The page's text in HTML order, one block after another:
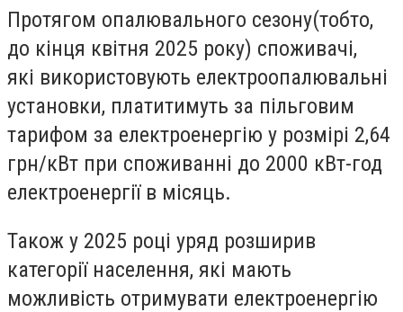
Протягом опалювального сезону(тобто,
до кінця квітня 2025 року) споживачі,
які використовують електроопалювальні
установки, платитимуть за пільговим
тарифом за електроенергію у розмірі 2,64
грн/кВт при споживанні до 2000 кВт-год
електроенергії в місяць.
Також у 2025 році уряд розширив
категорії населення, які мають
можливість отримувати електроенергію